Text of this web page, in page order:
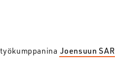
Joensuun SAR